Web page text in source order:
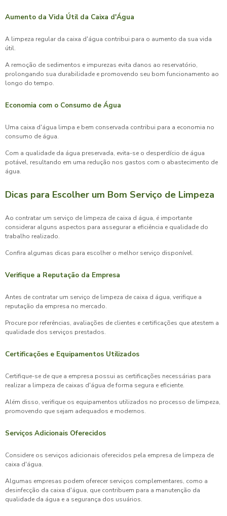
Aumento da Vida Útil da Caixa d'Água
A limpeza regular da caixa d'água contribui para o aumento da sua vida
útil.
A remoção de sedimentos e impurezas evita danos ao reservatório,
prolongando sua durabilidade e promovendo seu bom funcionamento ao
longo do tempo.
Economia com o Consumo de Água
Uma caixa d'água limpa e bem conservada contribui para a economia no
consumo de água.
Com a qualidade da água preservada, evita-se o desperdício de água
potável, resultando em uma redução nos gastos com o abastecimento de
água.
Dicas para Escolher um Bom Serviço de Limpeza
Ao contratar um serviço de limpeza de caixa d água, é importante
considerar alguns aspectos para assegurar a eficiência e qualidade do
trabalho realizado.
Confira algumas dicas para escolher o melhor serviço disponível.
Verifique a Reputação da Empresa
Antes de contratar um serviço de limpeza de caixa d água, verifique a
reputação da empresa no mercado.
Procure por referências, avaliações de clientes e certificações que atestem a
qualidade dos serviços prestados.
Certificações e Equipamentos Utilizados
Certifique-se de que a empresa possui as certificações necessárias para
realizar a limpeza de caixas d'água de forma segura e eficiente.
Além disso, verifique os equipamentos utilizados no processo de limpeza,
promovendo que sejam adequados e modernos.
Serviços Adicionais Oferecidos
Considere os serviços adicionais oferecidos pela empresa de limpeza de
caixa d'água.
Algumas empresas podem oferecer serviços complementares, como a
desinfecção da caixa d'água, que contribuem para a manutenção da
qualidade da água e a segurança dos usuários.